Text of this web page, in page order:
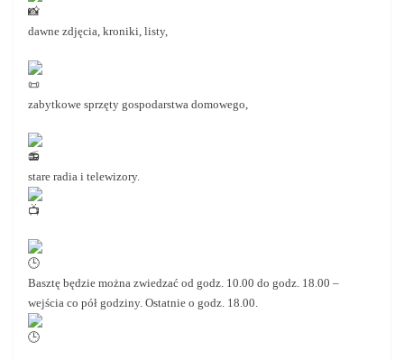
dawne zdjęcia, kroniki, listy,
zabytkowe sprzęty gospodarstwa domowego,
stare radia i telewizory.
Basztę będzie można zwiedzać od godz. 10.00 do godz. 18.00 –
wejścia co pół godziny. Ostatnie o godz. 18.00.